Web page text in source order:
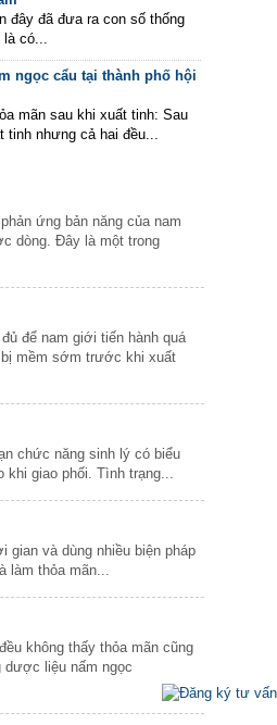
đây đã đưa ra con số thống
là có...
ngọc cẩu tại thành phố hội
mãn sau khi xuất tinh: Sau
tinh nhưng cả hai đều...
ứng bản năng của nam
dòng. Đây là một trong
để nam giới tiến hành quá
mềm sớm trước khi xuất
chức năng sinh lý có biểu
khi giao phối. Tình trạng...
và dùng nhiều biện pháp
làm thỏa mãn...
không thấy thỏa mãn cũng
liệu nấm ngọc